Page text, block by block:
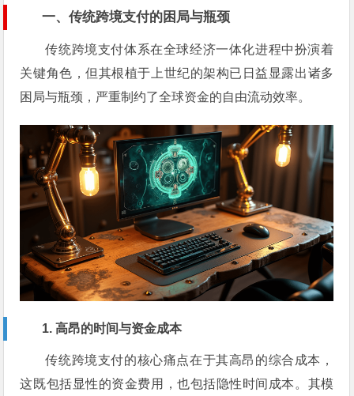
一、传统跨境支付的困局与瓶颈
传统跨境支付体系在全球经济一体化进程中扮演着
关键角色，但其根植于上世纪的架构已日益显露出诸多
困局与瓶颈，严重制约了全球资金的自由流动效率。
1. 高昂的时间与资金成本
传统跨境支付的核心痛点在于其高昂的综合成本，
这既包括显性的资金费用，也包括隐性时间成本。其模